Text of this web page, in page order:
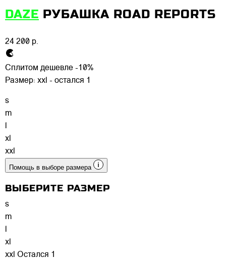
DAZE РУБАШКА ROAD REPORTS
24 200 р.
Сплитом дешевле -10%
Размер: xxl - остался 1
s
m
xl
xxl
Помощь в выборе размера
ВЫБЕРИТЕ РАЗМЕР
s
m
l
xl
xxl Остался 1